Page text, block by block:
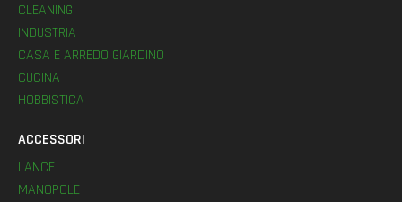
CLEANING
INDUSTRIA
CASA E ARREDO GIARDINO
CUCINA
HOBBISTICA
ACCESSORI
LANCE
MANOPOLE